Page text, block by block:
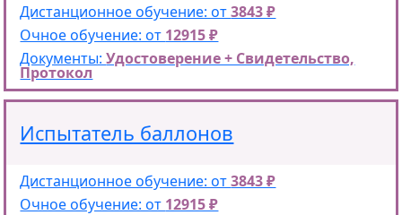
Дистанционное обучение: от3843 ₽
Очное обучение: от 12915 ₽
Документы:Удостоверение + Свидетельство,
Протокол
Испытатель баллонов
Дистанционное обучение: от3843 ₽
Очное обучение: от 12915 ₽